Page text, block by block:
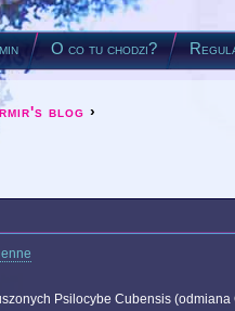
O co tu chodzi?
blog ›
Psilocybe Cubensis